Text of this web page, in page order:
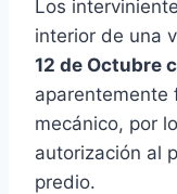
Los
interior de una
12 de Octubre
aparentemente
mecánico, por
autorización al
predio.